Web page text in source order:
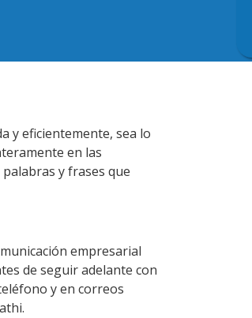
y eficientemente, sea lo
en las
y frases que
empresarial
de seguir adelante con
y en correos